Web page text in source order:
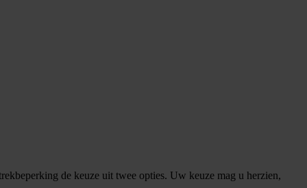
de keuze uit twee opties. Uw keuze mag u herzien,